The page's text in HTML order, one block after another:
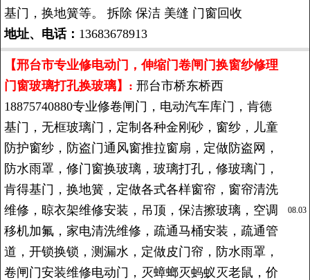
基门，换地簧等。 拆除 保洁 美缝 门窗回收
地址、电话： 13683678913
【邢台市专业修电动门，伸缩门卷闸门换窗纱修理
门窗玻璃打孔换玻璃】: 邢台市桥东桥西
18875740880专业修卷闸门，电动汽车库门，肯德
基门，无框玻璃门，定制各种金刚砂，窗纱，儿童
防护窗纱，防盗门通风窗推拉窗扇，定做防盗网，
防水雨罩，修门窗换玻璃，玻璃打孔，修玻璃门，
肯得基门，换地簧，定做各式各样窗帘，窗帘清洗
维修，晾衣架维修安装，吊顶，保洁擦玻璃，空调
移机加氟，家电清洗维修，疏通马桶安装，疏通管
道，开锁换锁，测漏水，定做皮门帘，防水雨罩，
卷闸门安装维修电动门，灭蟑螂灭蚂蚁灭老鼠，价
08.03